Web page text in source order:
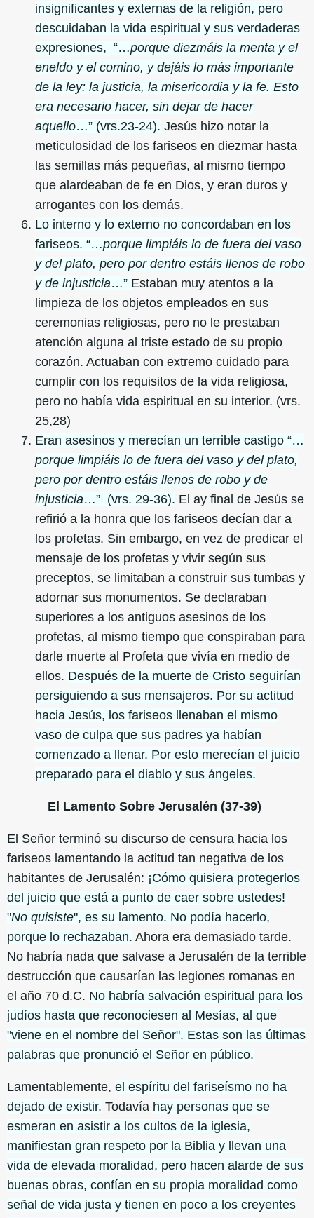
insignificantes y externas de la religión, pero
descuidaban la vida espiritual y sus verdaderas
expresiones, “…porque diezmáis la menta y el
eneldo y el comino, y dejáis lo más importante
de la ley: la justicia, la misericordia y la fe. Esto
era necesario hacer, sin dejar de hacer
aquello…” (vrs.23-24). Jesús hizo notar la
meticulosidad de los fariseos en diezmar hasta
las semillas más pequeñas, al mismo tiempo
que alardeaban de fe en Dios, y eran duros y
arrogantes con los demás.
Lo interno y lo externo no concordaban en los
fariseos. “…porque limpiáis lo de fuera del vaso
y del plato, pero por dentro estáis llenos de robo
y de injusticia…” Estaban muy atentos a la
limpieza de los objetos empleados en sus
ceremonias religiosas, pero no le prestaban
atención alguna al triste estado de su propio
corazón. Actuaban con extremo cuidado para
cumplir con los requisitos de la vida religiosa,
pero no había vida espiritual en su interior. (vrs.
25,28)
Eran asesinos y merecían un terrible castigo “…
porque limpiáis lo de fuera del vaso y del plato,
pero por dentro estáis llenos de robo y de
injusticia…” (vrs. 29-36). El ay final de Jesús se
refirió a la honra que los fariseos decían dar a
los profetas. Sin embargo, en vez de predicar el
mensaje de los profetas y vivir según sus
preceptos, se limitaban a construir sus tumbas y
adornar sus monumentos. Se declaraban
superiores a los antiguos asesinos de los
profetas, al mismo tiempo que conspiraban para
darle muerte al Profeta que vivía en medio de
ellos. Después de la muerte de Cristo seguirían
persiguiendo a sus mensajeros. Por su actitud
hacia Jesús, los fariseos llenaban el mismo
vaso de culpa que sus padres ya habían
comenzado a llenar. Por esto merecían el juicio
preparado para el diablo y sus ángeles.
El Lamento Sobre Jerusalén (37-39)
El Señor terminó su discurso de censura hacia los
fariseos lamentando la actitud tan negativa de los
habitantes de Jerusalén: ¡Cómo quisiera protegerlos
del juicio que está a punto de caer sobre ustedes!
"No quisiste", es su lamento. No podía hacerlo,
porque lo rechazaban. Ahora era demasiado tarde.
No habría nada que salvase a Jerusalén de la terrible
destrucción que causarían las legiones romanas en
el año 70 d.C. No habría salvación espiritual para los
judíos hasta que reconociesen al Mesías, al que
"viene en el nombre del Señor". Estas son las últimas
palabras que pronunció el Señor en público.
Lamentablemente, el espíritu del fariseísmo no ha
dejado de existir. Todavía hay personas que se
esmeran en asistir a los cultos de la iglesia,
manifiestan gran respeto por la Biblia y llevan una
vida de elevada moralidad, pero hacen alarde de sus
buenas obras, confían en su propia moralidad como
señal de vida justa y tienen en poco a los creyentes